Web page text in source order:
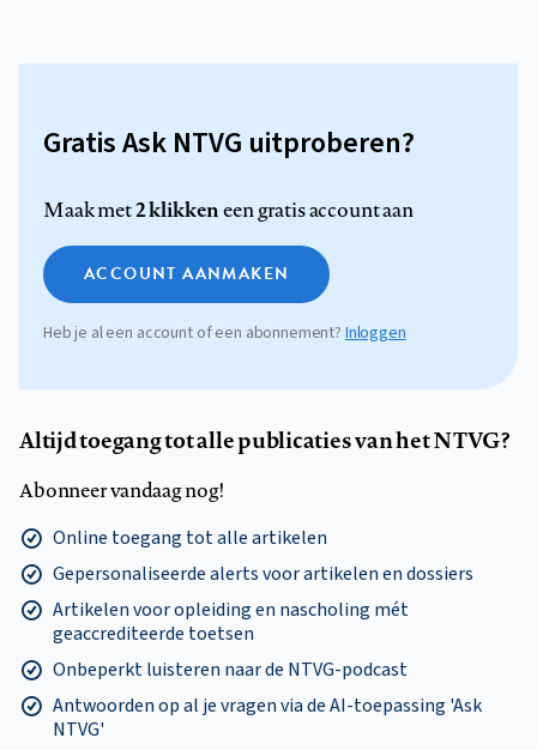
Gratis Ask NTVG uitproberen?
Maak met2 klikkeneen gratis account aan
ACCOUNT AANMAKEN
Heb je al een account of een abonnement?Inloggen
Altijd toegang tot alle publicaties van het NTVG?
Abonneer vandaag nog!
Online toegang tot alle artikelen
Gepersonaliseerde alerts voor artikelen en dossiers
Artikelen voor opleiding en nascholing mét
geaccrediteerde toetsen
Onbeperkt luisteren naar de NTVG-podcast
Antwoorden op al je vragen via de AI-toepassing 'Ask
NTVG'